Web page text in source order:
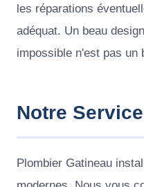
les réparations
adéquat. Un beau
impossible n'est pas un
Notre Service
Plombier Gatineau